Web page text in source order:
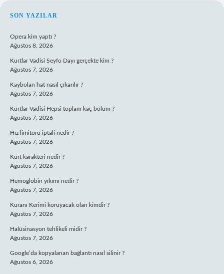
SIDEBAR
SON YAZILAR
Opera kim yaptı ?
Ağustos 8, 2026
Kurtlar Vadisi Seyfo Dayı gerçekte kim ?
Ağustos 7, 2026
Kaybolan hat nasıl çıkarılır ?
Ağustos 7, 2026
Kurtlar Vadisi Hepsi toplam kaç bölüm ?
Ağustos 7, 2026
Hız limitörü iptali nedir ?
Ağustos 7, 2026
Kurt karakteri nedir ?
Ağustos 7, 2026
Hemoglobin yıkımı nedir ?
Ağustos 7, 2026
Kuranı Kerimi koruyacak olan kimdir ?
Ağustos 7, 2026
Halüsinasyon tehlikeli midir ?
Ağustos 7, 2026
Google’da kopyalanan bağlantı nasıl silinir ?
Ağustos 6, 2026